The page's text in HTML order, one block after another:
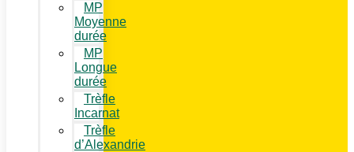
MP
Moyenne
durée
MP
Longue
durée
Trèfle
Incarnat
Trèfle
d’Alexandrie